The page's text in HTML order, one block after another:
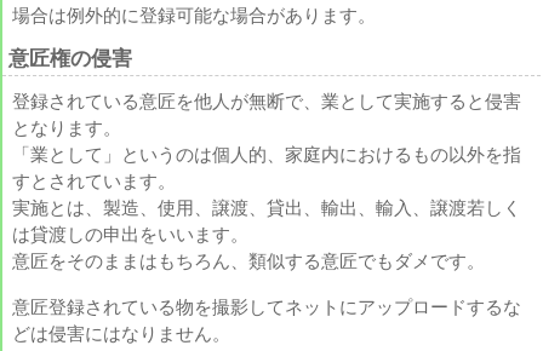
場合は例外的に登録可能な場合があります。
意匠権の侵害
登録されている意匠を他人が無断で、業として実施すると侵害
となります。
「業として」というのは個人的、家庭内におけるもの以外を指
すとされています。
実施とは、製造、使用、譲渡、貸出、輸出、輸入、譲渡若しく
は貸渡しの申出をいいます。
意匠をそのままはもちろん、類似する意匠でもダメです。
意匠登録されている物を撮影してネットにアップロードするな
どは侵害にはなりません。